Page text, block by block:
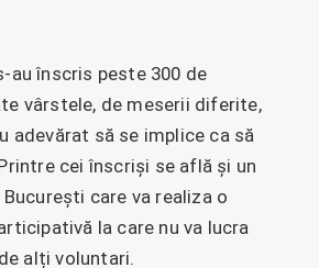
au înscris peste 300 de
vârstele, de meserii diferite,
adevărat să se implice ca să
cei înscriși se află și un
care va realiza o
la care nu va lucra
alți voluntari.